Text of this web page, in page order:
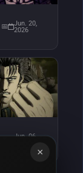
Jun. 20,
2026
Jun. 06,
×